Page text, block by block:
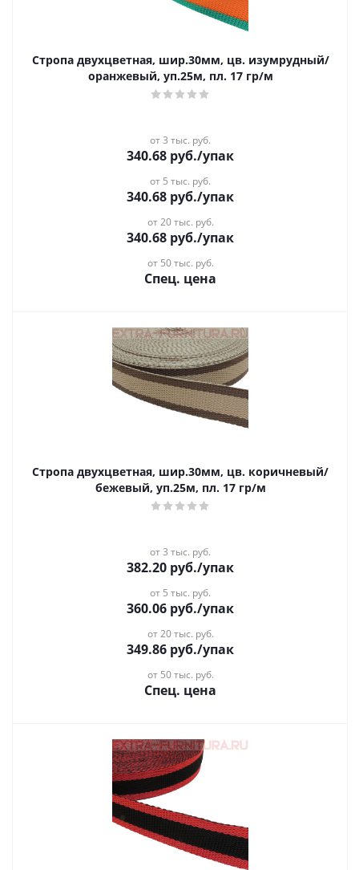
Стропа двухцветная, шир.30мм, цв. изумрудный/
оранжевый, уп.25м, пл. 17 гр/м
от 3 тыс. руб.
340.68 руб./упак
от 5 тыс. руб.
340.68 руб./упак
от 20 тыс. руб.
340.68 руб./упак
от 50 тыс. руб.
Спец. цена
Стропа двухцветная, шир.30мм, цв. коричневый/
бежевый, уп.25м, пл. 17 гр/м
от 3 тыс. руб.
382.20 руб./упак
от 5 тыс. руб.
360.06 руб./упак
от 20 тыс. руб.
349.86 руб./упак
от 50 тыс. руб.
Спец. цена